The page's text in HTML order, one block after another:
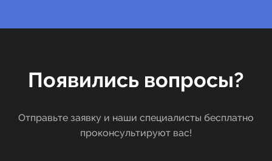
Появились вопросы?
Отправьте заявку и наши специалисты бесплатно
проконсультируют вас!